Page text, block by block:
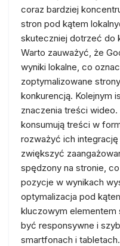
coraz bardziej
stron pod kątem
skuteczniej dotrzeć do
Warto zauważyć, że
wyniki lokalne, co
zoptymalizowane
konkurencją. Kolejnym
znaczenia treści
konsumują treści w
rozważyć ich
zwiększyć
spędzony na stronie,
pozycje w wynikach
optymalizacja pod
kluczowym elementem
być responsywne i
smartfonach i